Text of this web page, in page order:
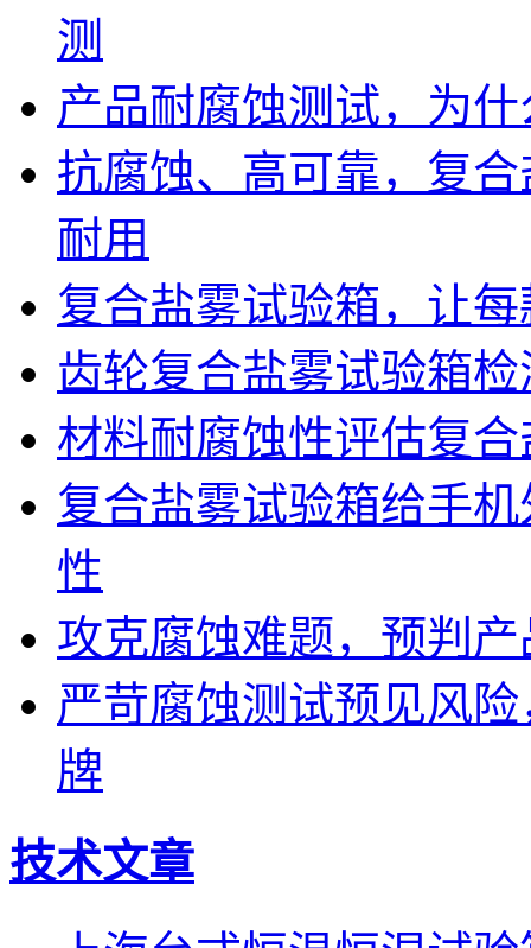
测
产品耐腐蚀测试，为
抗腐蚀、高可靠，复
耐用
复合盐雾试验箱，让
齿轮复合盐雾试验箱
材料耐腐蚀性评估复
复合盐雾试验箱给手
性
攻克腐蚀难题，预判
严苛腐蚀测试预见风
牌
技术文章